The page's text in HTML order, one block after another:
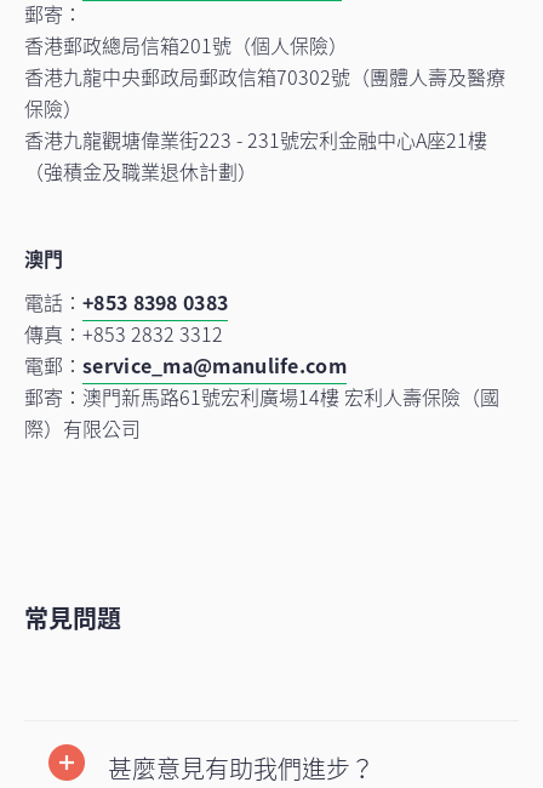
郵寄：
香港郵政總局信箱201號（個人保險）
香港九龍中央郵政局郵政信箱70302號（團體人壽及醫療
保險）
香港九龍觀塘偉業街223 - 231號宏利金融中心A座21樓
（強積金及職業退休計劃）
澳門
電話： +853 8398 0383
傳真：+853 2832 3312
電郵： service_ma@manulife.com
郵寄：澳門新馬路61號宏利廣場14樓 宏利人壽保險（國
際）有限公司
常見問題
甚麼意見有助我們進步？